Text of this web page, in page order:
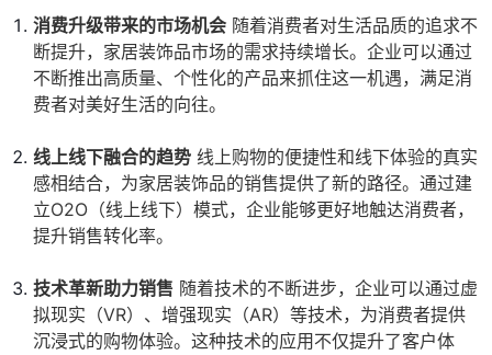
消费升级带来的市场机会 随着消费者对生活品质的追求不
断提升，家居装饰品市场的需求持续增长。企业可以通过
不断推出高质量、个性化的产品来抓住这一机遇，满足消
费者对美好生活的向往。
线上线下融合的趋势 线上购物的便捷性和线下体验的真实
感相结合，为家居装饰品的销售提供了新的路径。通过建
立O2O（线上线下）模式，企业能够更好地触达消费者，
提升销售转化率。
技术革新助力销售 随着技术的不断进步，企业可以通过虚
拟现实（VR）、增强现实（AR）等技术，为消费者提供
沉浸式的购物体验。这种技术的应用不仅提升了客户体